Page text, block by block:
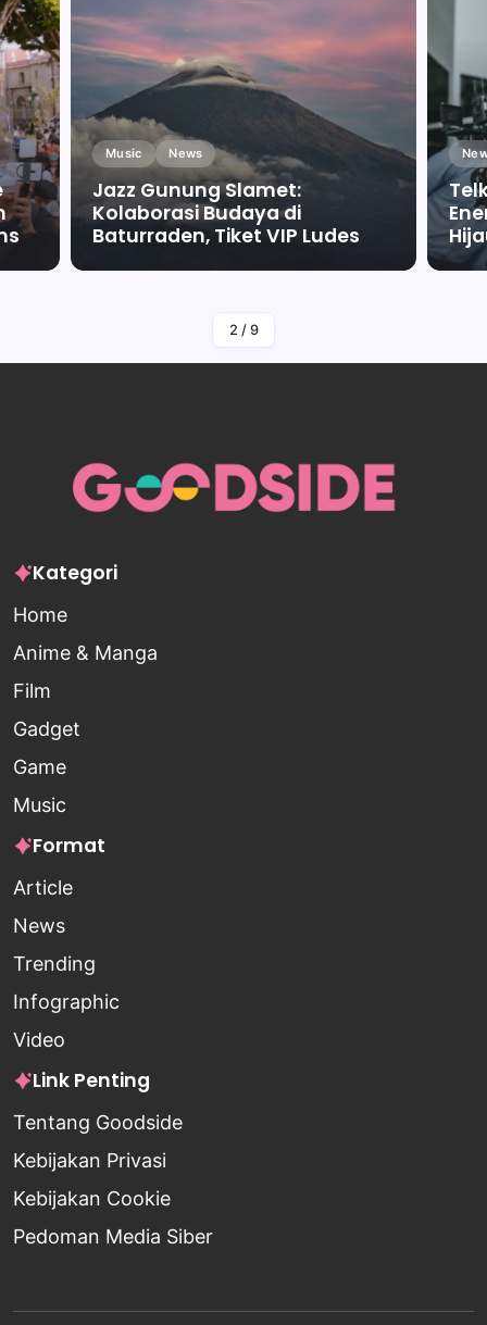
Music News
Jazz Gunung Slamet:
Kolaborasi Budaya di
Baturraden, Tiket VIP Ludes
2 / 9
Kategori
Home
Anime & Manga
Film
Gadget
Game
Music
Format
Article
News
Trending
Infographic
Video
Link Penting
Tentang Goodside
Kebijakan Privasi
Kebijakan Cookie
Pedoman Media Siber